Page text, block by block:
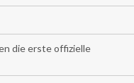
die erste offizielle